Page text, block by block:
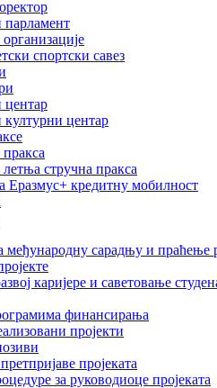
парламент
спортски савез
центар
културни центар
стручна пракса
Еразмус+ кредитну мобилност
сарадњу и праћење
каријере и саветовање
финансирања
пројекти
пројеката
за руководиоце пројеката